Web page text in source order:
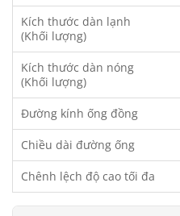
Kích thước dàn lạnh
(Khối lượng)
Kích thước dàn nóng
(Khối lượng)
Đường kính ống đồng
Chiều dài đường ống
Chênh lệch độ cao tối đa